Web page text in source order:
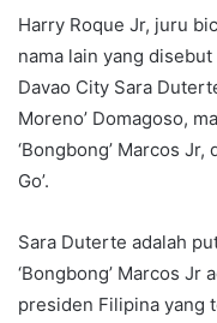
Harry Roque Jr, juru
nama lain yang
Davao City Sara
Moreno’ Domagoso,
‘Bongbong’ Marcos
Go’.
Sara Duterte adalah
‘Bongbong’ Marcos Jr
presiden Filipina yang